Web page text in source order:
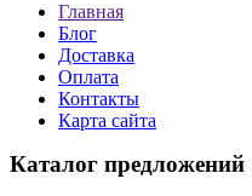
Главная
Блог
Доставка
Оплата
Контакты
Карта сайта
Каталог предложений